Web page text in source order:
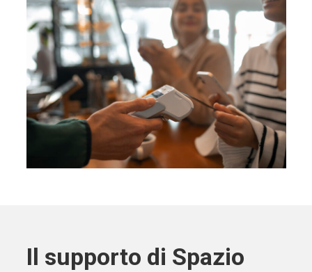
Il supporto di Spazio